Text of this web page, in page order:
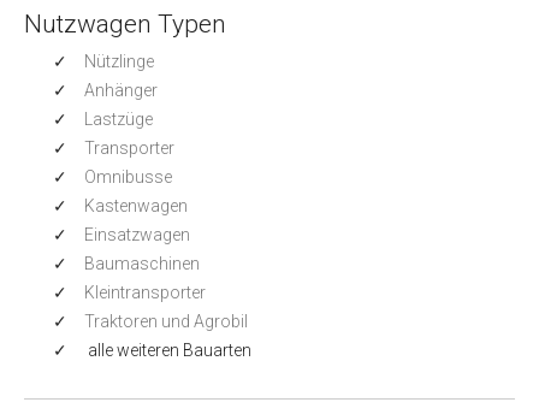
Nutzwagen Typen
Nützlinge
Anhänger
Lastzüge
Transporter
Omnibusse
Kastenwagen
Einsatzwagen
Baumaschinen
Kleintransporter
Traktoren und Agrobil
alle weiteren Bauarten